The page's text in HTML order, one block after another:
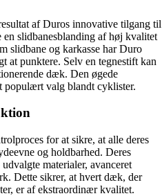
af Duros innovative tilgang til
slidbanesblanding af høj kvalitet
slidbane og karkasse har Duro
at punktere. Selv en tegnestift kan
dæk. Den øgede
populært valg blandt cyklister.
for at sikre, at alle deres
og holdbarhed. Deres
materialer, avanceret
Dette sikrer, at hvert dæk, der
er af ekstraordinær kvalitet.